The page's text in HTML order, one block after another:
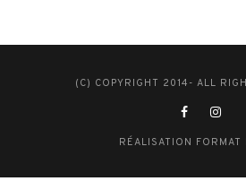
(C) COPYRIGHT 2014- ALL
RÉALISATION FORMAT